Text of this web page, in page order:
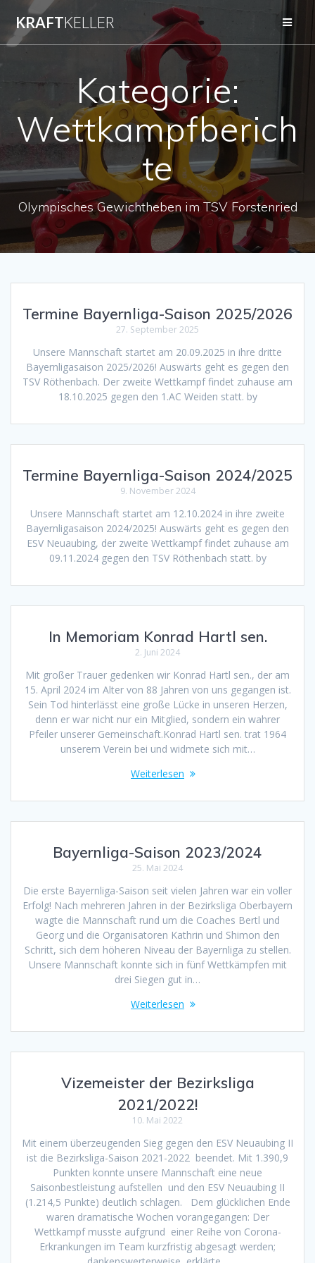
Zum
Inhalt
springen
KRAFTKELLER
Kategorie:
Wettkampfberich
te
Olympisches Gewichtheben im TSV Forstenried
Termine Bayernliga-Saison 2025/2026
27. September 2025
Unsere Mannschaft startet am 20.09.2025 in ihre dritte
Bayernligasaison 2025/2026! Auswärts geht es gegen den
TSV Röthenbach. Der zweite Wettkampf findet zuhause am
18.10.2025 gegen den 1.AC Weiden statt. by
Termine Bayernliga-Saison 2024/2025
9. November 2024
Unsere Mannschaft startet am 12.10.2024 in ihre zweite
Bayernligasaison 2024/2025! Auswärts geht es gegen den
ESV Neuaubing, der zweite Wettkampf findet zuhause am
09.11.2024 gegen den TSV Röthenbach statt. by
In Memoriam Konrad Hartl sen.
2. Juni 2024
Mit großer Trauer gedenken wir Konrad Hartl sen., der am
15. April 2024 im Alter von 88 Jahren von uns gegangen ist.
Sein Tod hinterlässt eine große Lücke in unseren Herzen,
denn er war nicht nur ein Mitglied, sondern ein wahrer
Pfeiler unserer Gemeinschaft.Konrad Hartl sen. trat 1964
unserem Verein bei und widmete sich mit…
Weiterlesen
Bayernliga-Saison 2023/2024
25. Mai 2024
Die erste Bayernliga-Saison seit vielen Jahren war ein voller
Erfolg! Nach mehreren Jahren in der Bezirksliga Oberbayern
wagte die Mannschaft rund um die Coaches Bertl und
Georg und die Organisatoren Kathrin und Shimon den
Schritt, sich dem höheren Niveau der Bayernliga zu stellen.
Unsere Mannschaft konnte sich in fünf Wettkämpfen mit
drei Siegen gut in…
Weiterlesen
Vizemeister der Bezirksliga
2021/2022!
10. Mai 2022
Mit einem überzeugenden Sieg gegen den ESV Neuaubing II
ist die Bezirksliga-Saison 2021-2022 beendet. Mit 1.390,9
Punkten konnte unsere Mannschaft eine neue
Saisonbestleistung aufstellen und den ESV Neuaubing II
(1.214,5 Punkte) deutlich schlagen. Dem glücklichen Ende
waren dramatische Wochen vorangegangen: Der
Wettkampf musste aufgrund einer Reihe von Corona-
Erkrankungen im Team kurzfristig abgesagt werden;